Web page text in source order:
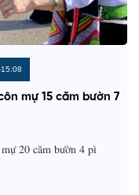
e
15:08
mự 15 căm bườn 7
20 căm bườn 4 pì